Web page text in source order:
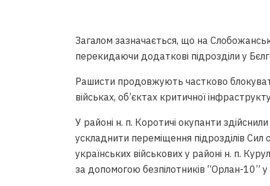
Загалом зазначається, що на
перекидаючи додаткові підрозділи у
Рашисти продовжують частково
військах, об’єктах критичної
У районі н. п. Коротичі окупанти
ускладнити переміщення підрозділів
українських військових у районі н. п.
за допомогою безпілотників “Орлан-10”